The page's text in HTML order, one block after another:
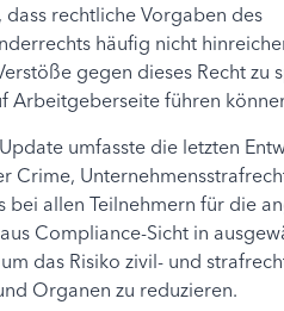
rechtliche Vorgaben des
häufig nicht
gegen dieses Recht zu
Arbeitgeberseite führen
umfasste die letzten
Crime,
bei allen Teilnehmern für die
Compliance-Sicht in
das Risiko zivil- und
Organen zu reduzieren.